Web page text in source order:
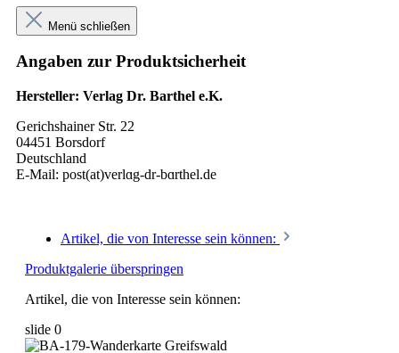
Menü schließen
Angaben zur Produktsicherheit
Hersteller: Verlag Dr. Barthel e.K.
Gerichshainer Str. 22
04451 Borsdorf
Deutschland
E-Mail: post(at)verlɑg-dr-bɑrthel.de
Artikel, die von Interesse sein können:
Produktgalerie überspringen
Artikel, die von Interesse sein können:
slide 0